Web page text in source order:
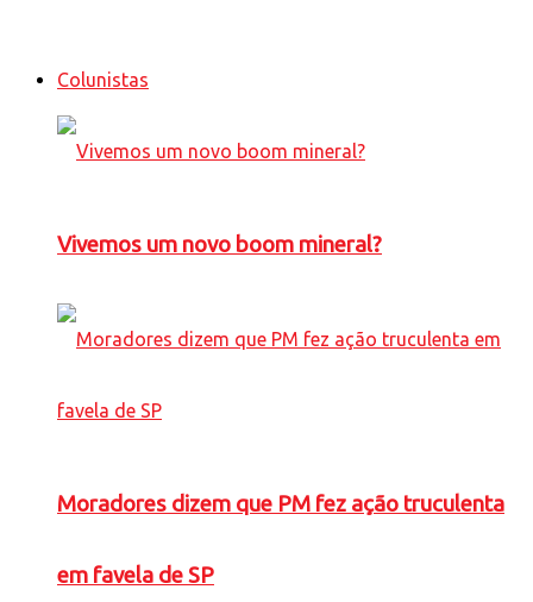
Colunistas
Vivemos um novo boom mineral?
Moradores dizem que PM fez ação truculenta
em favela de SP